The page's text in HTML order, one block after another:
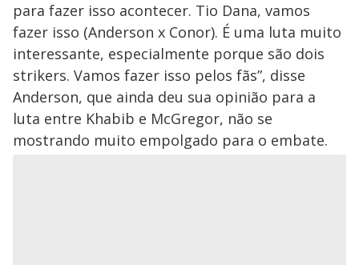
para fazer isso acontecer. Tio Dana, vamos
fazer isso (Anderson x Conor). É uma luta muito
interessante, especialmente porque são dois
strikers. Vamos fazer isso pelos fãs”, disse
Anderson, que ainda deu sua opinião para a
luta entre Khabib e McGregor, não se
mostrando muito empolgado para o embate.